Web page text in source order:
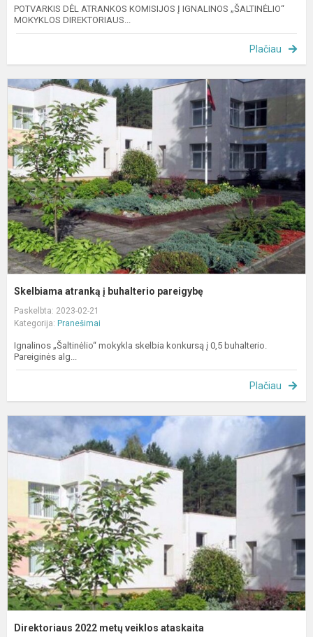
POTVARKIS DĖL ATRANKOS KOMISIJOS Į IGNALINOS „ŠALTINĖLIO“
MOKYKLOS DIREKTORIAUS...
Plačiau
Skelbiama atranką į buhalterio pareigybę
Paskelbta: 2023-02-21
Kategorija: Pranešimai
Ignalinos „Šaltinėlio“ mokykla skelbia konkursą į 0,5 buhalterio.
Pareiginės alg...
Plačiau
Direktoriaus 2022 metų veiklos ataskaita